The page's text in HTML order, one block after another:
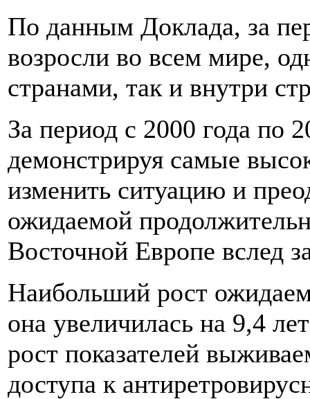
По данным Доклада, за
возросли во всем мире,
странами, так и внутри
За период с 2000 года по
демонстрируя самые
изменить ситуацию и
ожидаемой
Восточной Европе вслед
Наибольший рост
она увеличилась на 9,4
рост показателей
доступа к